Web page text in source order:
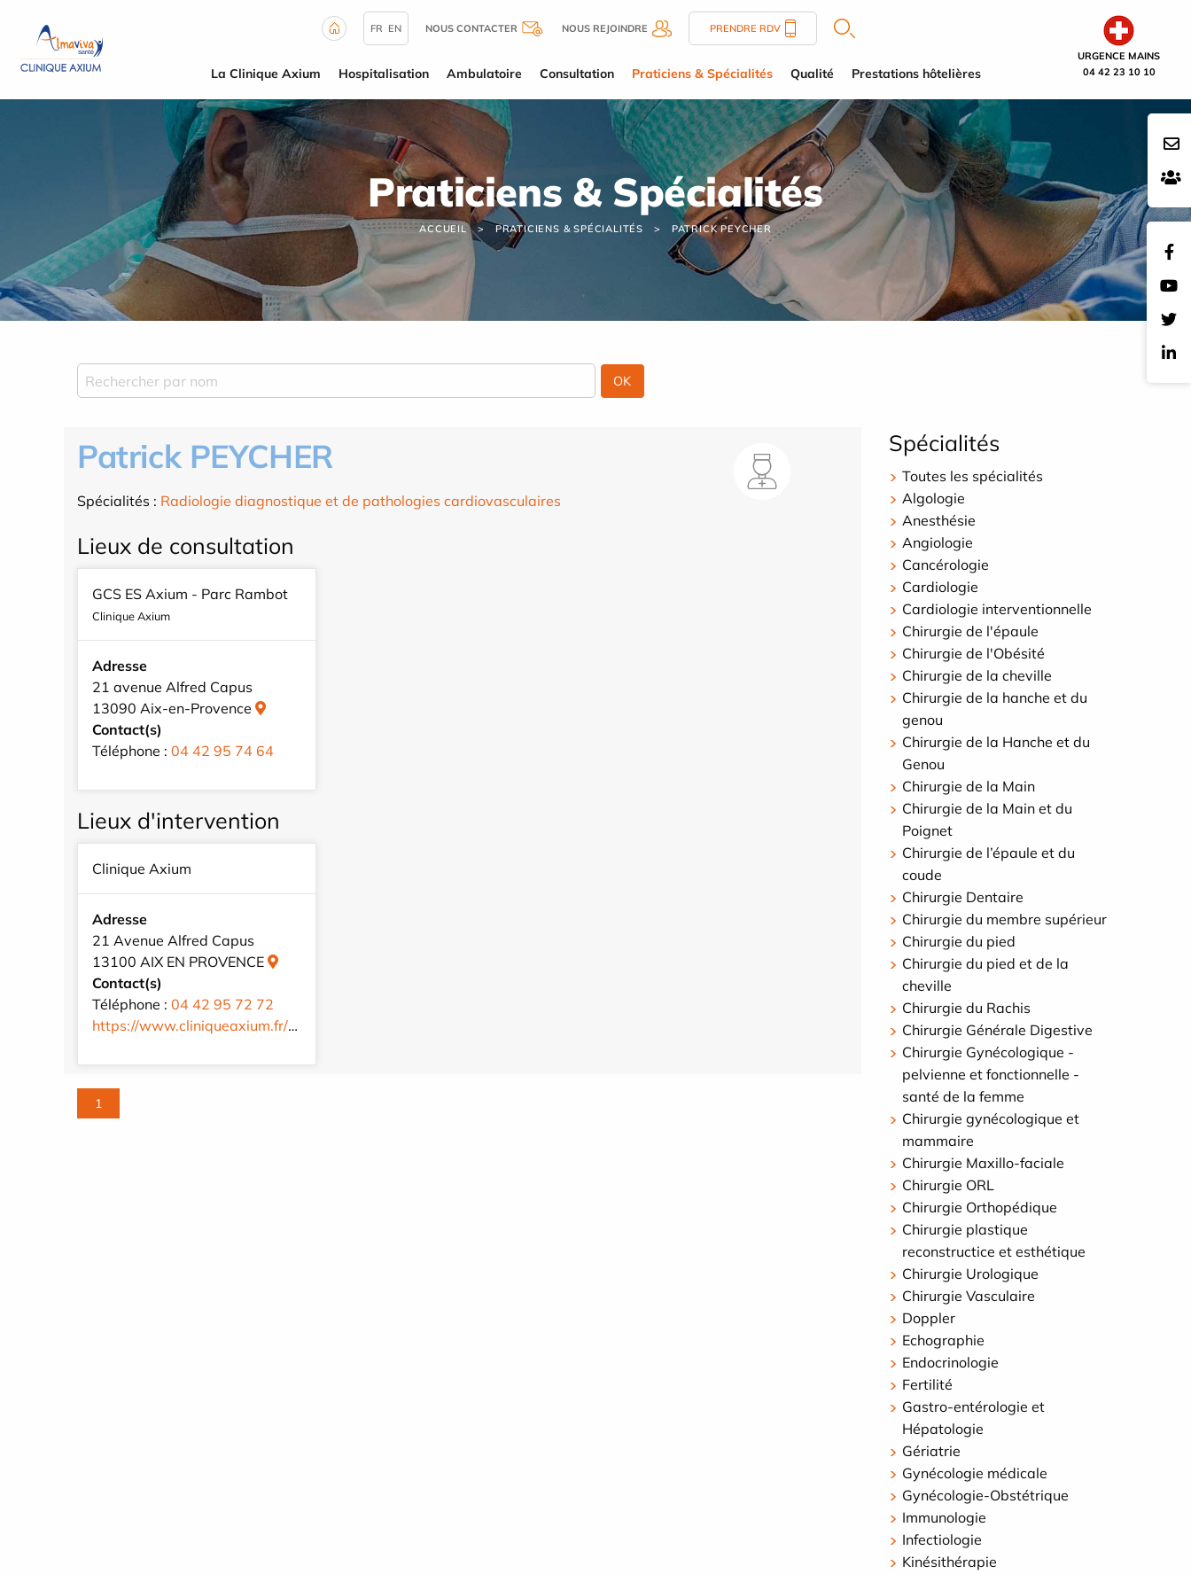
URGENCE MAINS
04 42 23 10 10
FR EN NOUS CONTACTER NOUS REJOINDRE PRENDRE RDV
La Clinique Axium Hospitalisation Ambulatoire Consultation Praticiens & Spécialités Qualité Prestations hôtelières
Praticiens & Spécialités
ACCUEIL PRATICIENS & SPÉCIALITÉS PATRICK PEYCHER
Patrick PEYCHER
Spécialités : Radiologie diagnostique et de pathologies cardiovasculaires
Lieux de consultation
GCS ES Axium - Parc Rambot
Clinique Axium
Adresse
21 avenue Alfred Capus
13090 Aix-en-Provence
Contact(s)
Téléphone : 04 42 95 74 64
Lieux d'intervention
Clinique Axium
Adresse
21 Avenue Alfred Capus
13100 AIX EN PROVENCE
Contact(s)
Téléphone : 04 42 95 72 72
https://www.cliniqueaxium.fr/fr/
1
Spécialités
Toutes les spécialités
Algologie
Anesthésie
Angiologie
Cancérologie
Cardiologie
Cardiologie interventionnelle
Chirurgie de l'épaule
Chirurgie de l'Obésité
Chirurgie de la cheville
Chirurgie de la hanche et du
genou
Chirurgie de la Hanche et du
Genou
Chirurgie de la Main
Chirurgie de la Main et du
Poignet
Chirurgie de l’épaule et du
coude
Chirurgie Dentaire
Chirurgie du membre supérieur
Chirurgie du pied
Chirurgie du pied et de la
cheville
Chirurgie du Rachis
Chirurgie Générale Digestive
Chirurgie Gynécologique -
pelvienne et fonctionnelle -
santé de la femme
Chirurgie gynécologique et
mammaire
Chirurgie Maxillo-faciale
Chirurgie ORL
Chirurgie Orthopédique
Chirurgie plastique
reconstructice et esthétique
Chirurgie Urologique
Chirurgie Vasculaire
Doppler
Echographie
Endocrinologie
Fertilité
Gastro-entérologie et
Hépatologie
Gériatrie
Gynécologie médicale
Gynécologie-Obstétrique
Immunologie
Infectiologie
Kinésithérapie